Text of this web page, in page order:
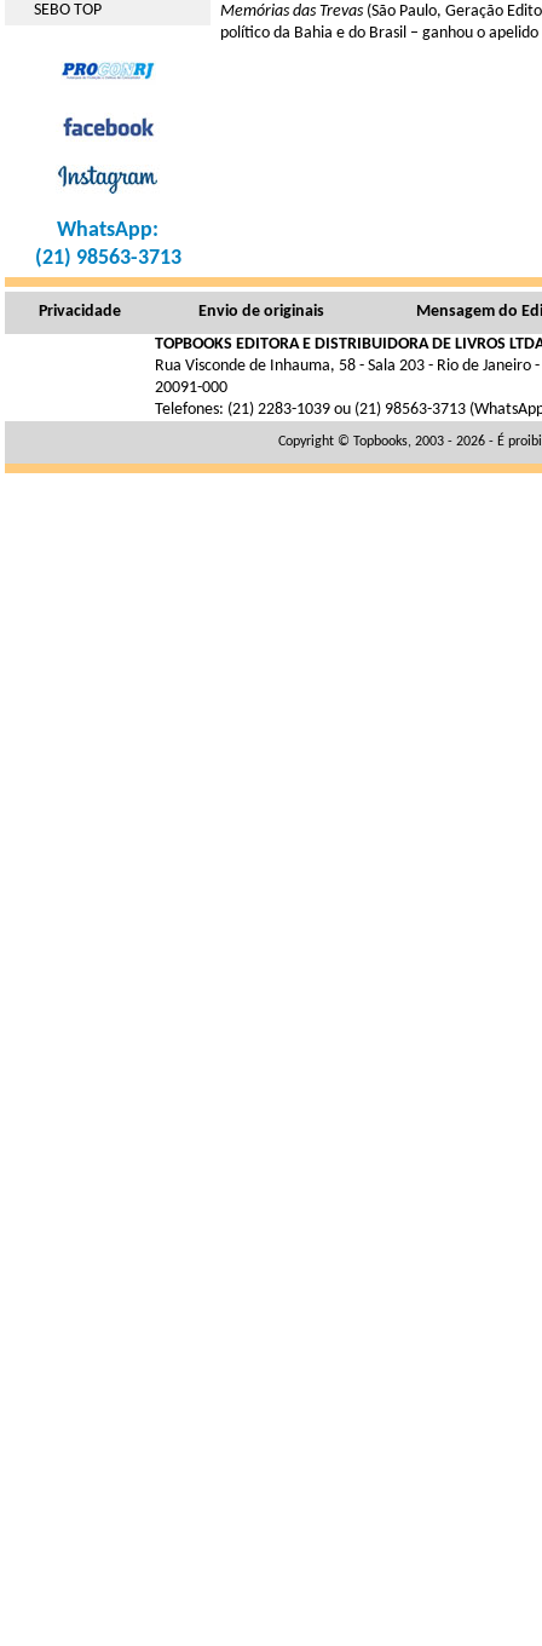
SEBO TOP
WhatsApp:
(21) 98563-3713
Memórias das Trevas (São Paulo, Geração
político da Bahia e do Brasil – ganhou o apelido
Privacidade Envio de originais
Mensagem do
TOPBOOKS EDITORA E DISTRIBUIDORA DE LIVROS
Rua Visconde de Inhauma, 58 - Sala 203 - Rio de Janeiro -
20091-000
Telefones: (21) 2283-1039 ou (21) 98563-3713
Copyright © Topbooks, 2003 - 2026 - É